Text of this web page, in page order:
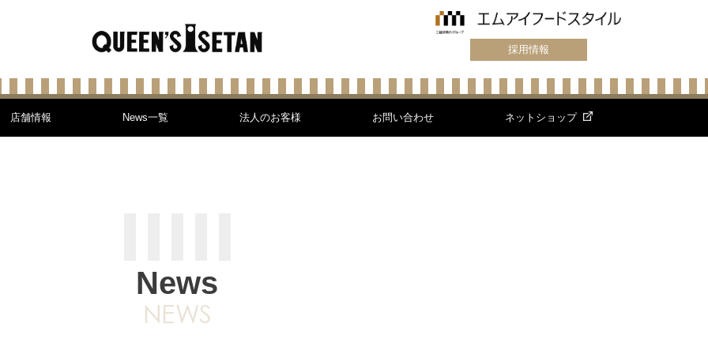
採用情報
店舗情報 News一覧 法人のお客様 お問い合わせ ネットショップ
News